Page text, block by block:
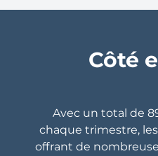
Côté
Avec un total de
chaque trimestre,
offrant de